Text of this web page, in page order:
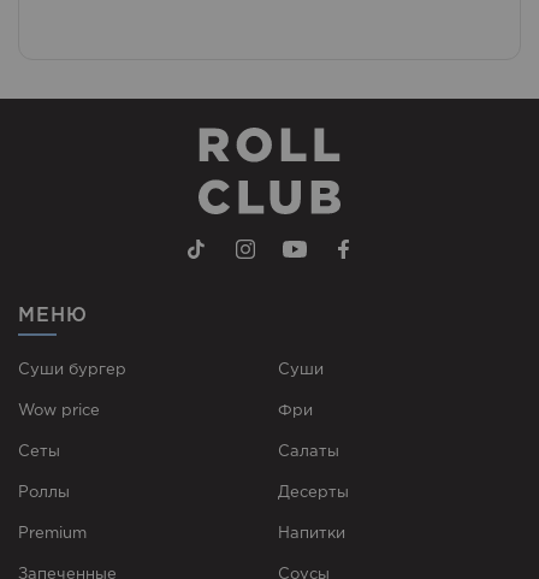
МЕНЮ
Суши бургер
Wow price
Сеты
Роллы
Premium
Запеченные
Суши
Фри
Cалаты
Десерты
Напитки
Соусы